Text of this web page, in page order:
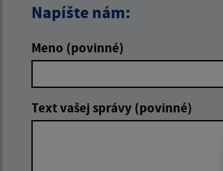
Napíšte nám:
Meno (povinné)
Text vašej správy (povinné)